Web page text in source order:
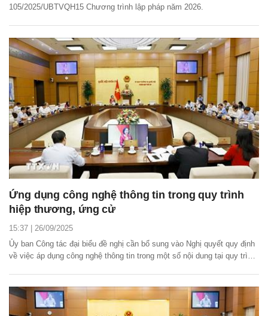
105/2025/UBTVQH15 Chương trình lập pháp năm 2026.
Ứng dụng công nghệ thông tin trong quy trình
hiệp thương, ứng cử
15:37 | 26/09/2025
Ủy ban Công tác đại biểu đề nghị cần bổ sung vào Nghị quyết quy định
về việc áp dụng công nghệ thông tin trong một số nội dung tại quy trình